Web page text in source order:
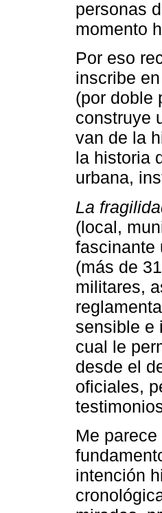
personas
momento
Por eso
inscribe
(por doble
construye
van de la
la historia
urbana,
La
(local,
fascinante
(más de
militares,
sensible e
cual le
desde el
oficiales,
Me
intención